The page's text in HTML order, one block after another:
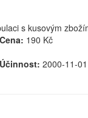
s kusovým
Cena: 190 Kč
Účinnost: 2000-11-01